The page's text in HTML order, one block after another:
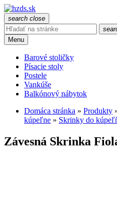
search close
Menu
Barové stoličky
Písacie stoly
Postele
Vankúše
Balkónový nábytok
Domáca stránka » Produkty
kúpeľne » Skrinky do
Závesná Skrinka